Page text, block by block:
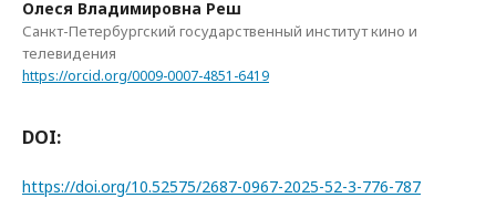
Олеся Владимировна Реш
Санкт-Петербургский государственный институт кино и
телевидения
https://orcid.org/0009-0007-4851-6419
DOI:
https://doi.org/10.52575/2687-0967-2025-52-3-776-787